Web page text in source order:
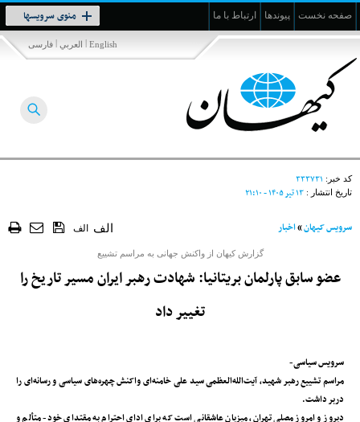
صفحه نخست پیوندها ارتباط با ما منوی سرویسها
Toggle
navigation
فارسی | العربي | English
کد خبر: ۳۳۳۷۳۱
تاریخ انتشار : ۱۳ تير ۱۴۰۵ - ۲۱:۱۰
سرویس کیهان»اخبار الف الف
گزارش کیهان از واکنش جهانی به مراسم تشییع
عضو سابق پارلمان بریتانیا: شهادت رهبر ایران مسیر تاریخ را
تغییر داد
سرویس سیاسی-
مراسم تشییع رهبر شهید، آیت‌الله‌العظمی سید علی خامنه‌ای واکنش چهره‌های سیاسی و رسانه‌ای را
دربر داشت.
دیروز و امروز مصلی تهران، میزبان عاشقانی است که برای ادای احترام به مقتدای خود- متألم و